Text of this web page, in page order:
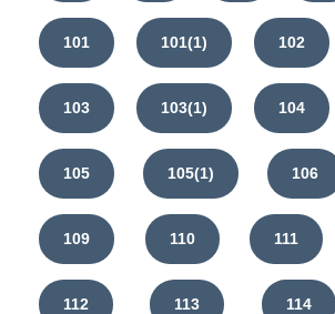
101 101(1) 102
103 103(1) 104
105 105(1) 106
109 110 111
112 113 114